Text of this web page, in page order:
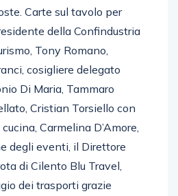
Carte sul tavolo per
della Confindustria
Tony Romano,
cosigliere delegato
Di Maria, Tammaro
Cristian Torsiello con
Carmelina D’Amore,
degli eventi, il Direttore
di Cilento Blu Travel,
dei trasporti grazie